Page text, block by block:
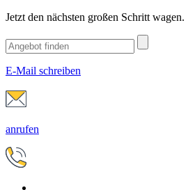
Jetzt den nächsten großen Schritt wagen.
E-Mail schreiben
anrufen